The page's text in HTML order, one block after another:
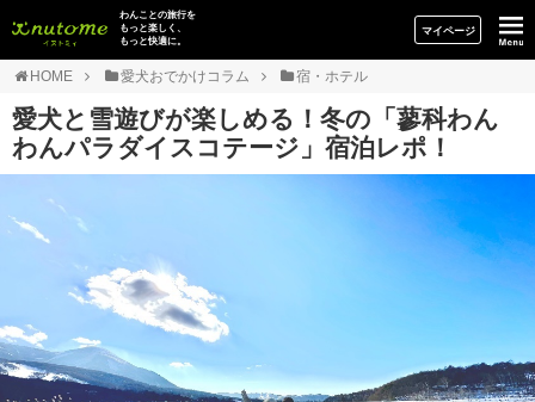
イヌトミィ
わんことの旅行を
もっと楽しく、
もっと快適に。
マイページ
HOME 愛犬おでかけコラム 宿・ホテル
愛犬と雪遊びが楽しめる！冬の「蓼科わん
わんパラダイスコテージ」宿泊レポ！